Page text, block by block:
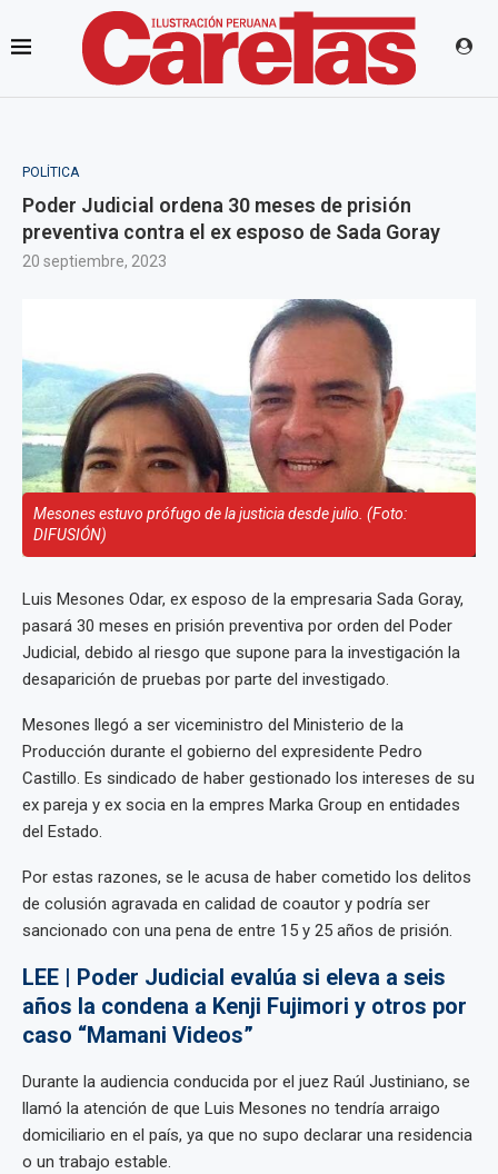
POLÍTICA
Poder Judicial ordena 30 meses de prisión
preventiva contra el ex esposo de Sada Goray
20 septiembre, 2023
Mesones estuvo prófugo de la justicia desde julio. (Foto:
DIFUSIÓN)
Luis Mesones Odar, ex esposo de la empresaria Sada Goray,
pasará 30 meses en prisión preventiva por orden del Poder
Judicial, debido al riesgo que supone para la investigación la
desaparición de pruebas por parte del investigado.
Mesones llegó a ser viceministro del Ministerio de la
Producción durante el gobierno del expresidente Pedro
Castillo. Es sindicado de haber gestionado los intereses de su
ex pareja y ex socia en la empres Marka Group en entidades
del Estado.
Por estas razones, se le acusa de haber cometido los delitos
de colusión agravada en calidad de coautor y podría ser
sancionado con una pena de entre 15 y 25 años de prisión.
LEE | Poder Judicial evalúa si eleva a seis
años la condena a Kenji Fujimori y otros por
caso “Mamani Videos”
Durante la audiencia conducida por el juez Raúl Justiniano, se
llamó la atención de que Luis Mesones no tendría arraigo
domiciliario en el país, ya que no supo declarar una residencia
o un trabajo estable.